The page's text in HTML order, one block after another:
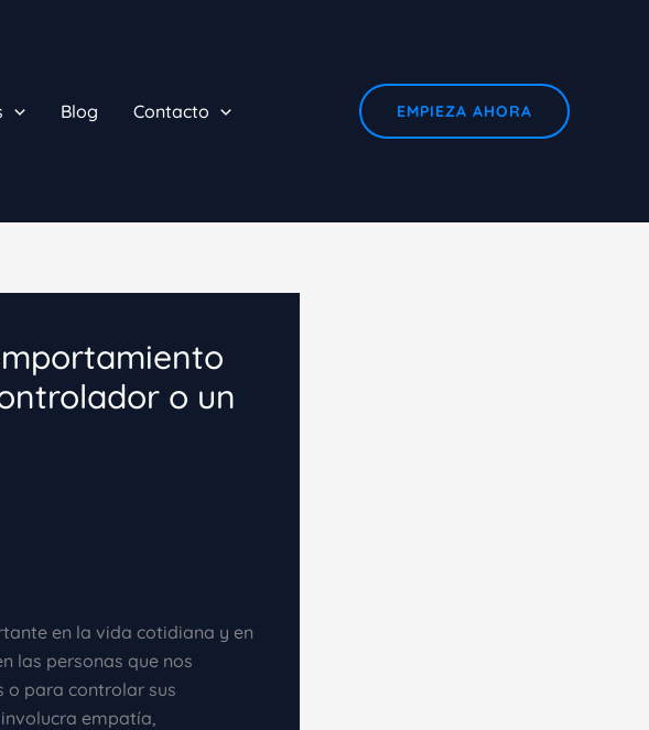
Blog Contacto EMPIEZA AHORA
o un
en la vida cotidiana y en
las personas que nos
o para controlar sus
empatía,